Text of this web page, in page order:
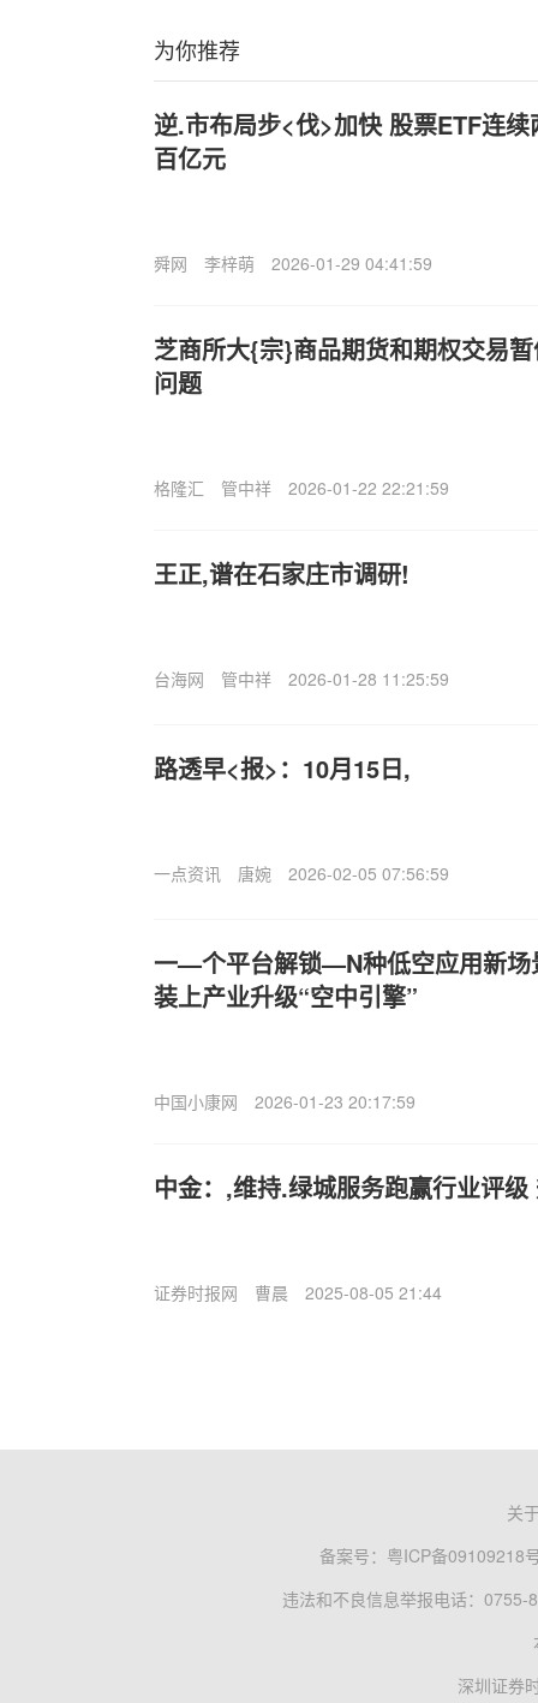
为你推荐
逆.市布局步<伐>加快 股票ETF连
百亿元
舜网 李梓萌 2026-01-29 04:41:59
芝商所大{宗}商品期货和期权交易
问题
格隆汇 管中祥 2026-01-22 22:21:59
王正,谱在石家庄市调研!
台海网 管中祥 2026-01-28 11:25:59
路透早<报>：10月15日,
一点资讯 唐婉 2026-02-05 07:56:59
一—个平台解锁—N种低空应用新场
装上产业升级“空中引擎”
中国小康网 2026-01-23 20:17:59
中金：,维持.绿城服务跑赢行业评
证券时报网 曹晨 2025-08-05 21:44
关
备案号： 粤ICP备09109218
违法和不良信息举报电话：0755-
深圳证券